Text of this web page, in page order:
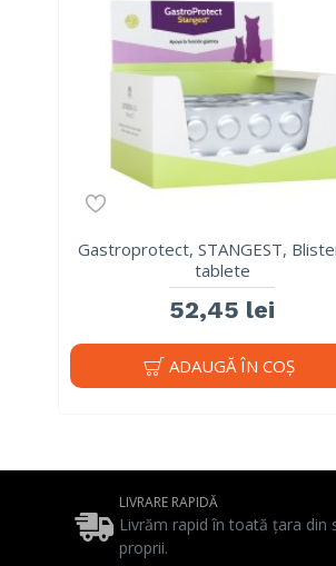
Gastroprotect, STANGEST,
tablete
52,45 lei
ADAUGĂ ÎN COŞ
LIVRARE RAPIDĂ
Livrăm rapid în toată țara din
proprii.